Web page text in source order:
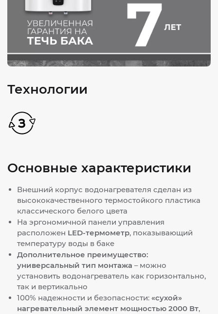
Технологии
Основные характеристики
Внешний корпус водонагревателя сделан из
высококачественного термостойкого пластика
классического белого цвета
На эргономичной панели управления
расположен LED-термометр, показывающий
температуру воды в баке
Дополнительное преимущество:
универсальный тип монтажа – можно
установить водонагреватель как горизонтально,
так и вертикально
100% надежности и безопасности: «сухой»
нагревательный элемент мощностью 2000 Вт,